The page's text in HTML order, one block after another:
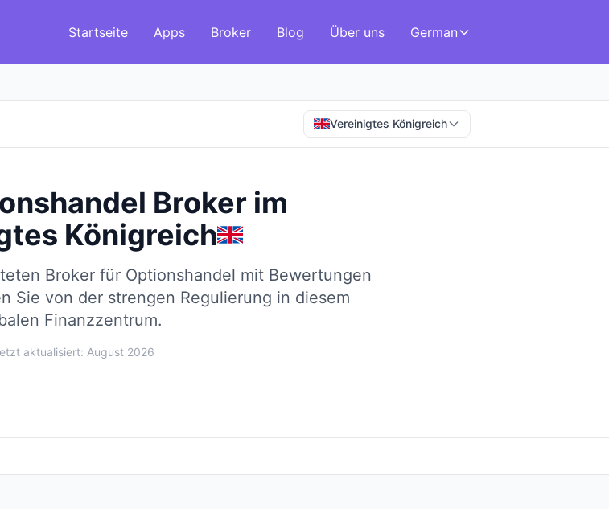
Startseite Apps Broker Blog Über uns German
Vereinigtes Königreich
Broker im
Königreich
Broker für Optionshandel mit Bewertungen
Sie von der strengen Regulierung in diesem
Finanzzentrum.
aktualisiert: August 2026